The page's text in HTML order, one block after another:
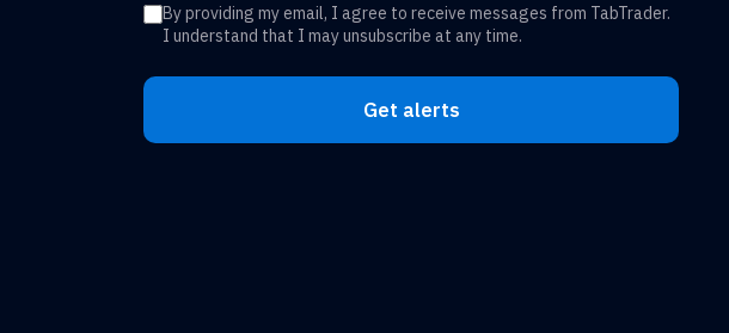
By providing my email, I agree to receive messages from TabTrader.
I understand that I may unsubscribe at any time.
Get alerts